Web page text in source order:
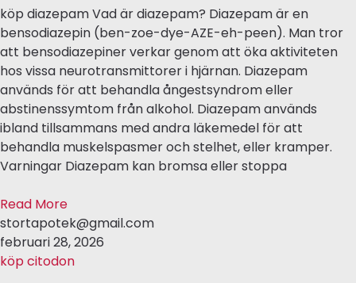
köp diazepam Vad är diazepam? Diazepam är en
bensodiazepin (ben-zoe-dye-AZE-eh-peen). Man tror
att bensodiazepiner verkar genom att öka aktiviteten
hos vissa neurotransmittorer i hjärnan. Diazepam
används för att behandla ångestsyndrom eller
abstinenssymtom från alkohol. Diazepam används
ibland tillsammans med andra läkemedel för att
behandla muskelspasmer och stelhet, eller kramper.
Varningar Diazepam kan bromsa eller stoppa
Read More
stortapotek@gmail.com
februari 28, 2026
köp citodon